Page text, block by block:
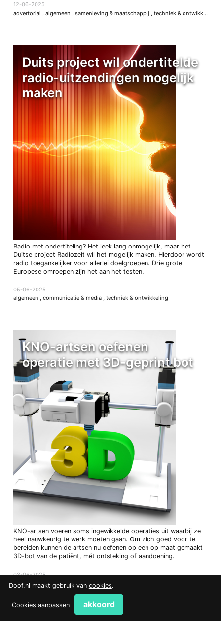
12-06-2025
advertorial , algemeen , samenleving & maatschappij , techniek & ontwikkeling
Duits project wil ondertitelde
radio-uitzendingen mogelijk
maken
Radio met ondertiteling? Het leek lang onmogelijk, maar het
Duitse project Radiozeit wil het mogelijk maken. Hierdoor wordt
radio toegankelijker voor allerlei doelgroepen. Drie grote
Europese omroepen zijn het aan het testen.
05-06-2025
algemeen , communicatie & media , techniek & ontwikkeling
KNO-artsen oefenen
operatie met 3D-geprint bot
KNO-artsen voeren soms ingewikkelde operaties uit waarbij ze
heel nauwkeurig te werk moeten gaan. Om zich goed voor te
bereiden kunnen de artsen nu oefenen op een op maat gemaakt
3D-bot van de patiënt, mét ontsteking of aandoening.
03-06-2025
algemeen,gezondheidszorg, onderzoek & wetenschap
Doof.nl maakt gebruik van cookies.
Cookies aanpassen akkoord